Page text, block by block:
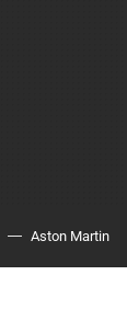
Aston Martin